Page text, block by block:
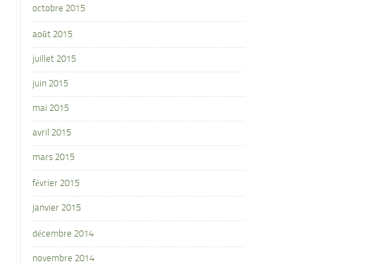
octobre 2015
août 2015
juillet 2015
juin 2015
mai 2015
avril 2015
mars 2015
février 2015
janvier 2015
décembre 2014
novembre 2014